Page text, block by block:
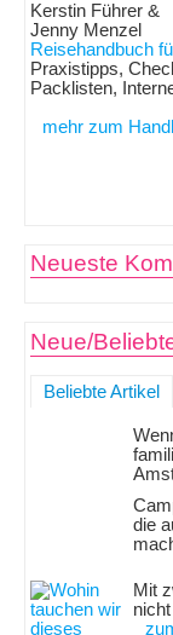
Kerstin Führer &
Jenny Menzel
Reisehandbuch
Praxistipps,
Packlisten,
mehr zum
Neueste
Neue/
Beliebte Artikel
die
Mit